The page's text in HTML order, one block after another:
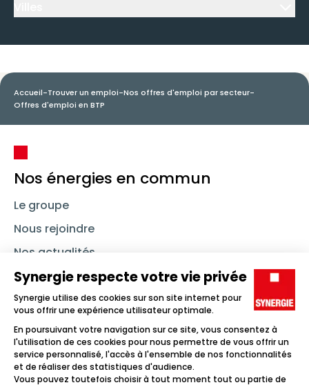
Accueil-Trouver un emploi-Nos offres d'emploi par secteur-
Offres d'emploi en BTP
Nos énergies en commun
Le groupe
Nous rejoindre
Nos actualités
Nous contacter
Linkedin SynergieInstagramTikTok Youtube
Trouver un emploi
Icône d'illustration